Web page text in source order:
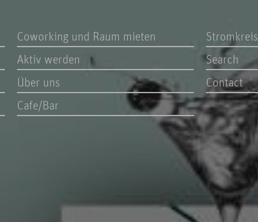
Coworking und Raum mieten
Aktiv werden
Über uns
Cafe/Bar
Stromkreis
Contact